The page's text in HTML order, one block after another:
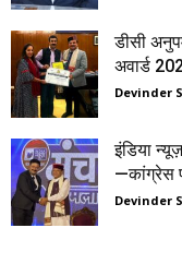
डीसी
अवार्ड
Devinder
इंडिया
—कांग्रेस
Devinder